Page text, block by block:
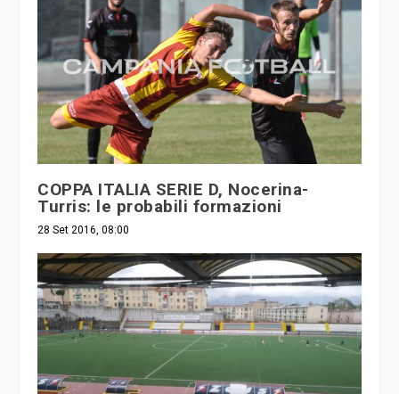
COPPA ITALIA SERIE D, Nocerina-
Turris: le probabili formazioni
28 Set 2016, 08:00